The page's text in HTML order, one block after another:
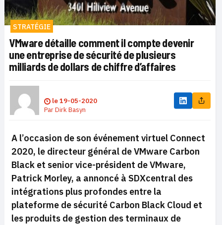
STRATÉGIE
VMware détaille comment il compte devenir
une entreprise de sécurité de plusieurs
milliards de dollars de chiffre d’affaires
le19-05-2020
ParDirk Basyn
A l’occasion de son événement virtuel Connect
2020, le directeur général de VMware Carbon
Black et senior vice-président de VMware,
Patrick Morley, a annoncé à SDXcentral des
intégrations plus profondes entre la
plateforme de sécurité Carbon Black Cloud et
les produits de gestion des terminaux de